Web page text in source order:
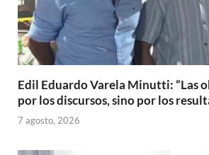
Edil Eduardo Varela Minutti: “Las
por los discursos, sino por los
7 agosto, 2026